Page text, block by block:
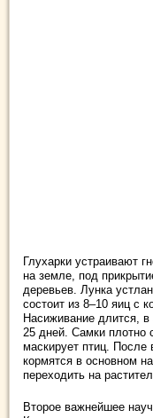
Глухарки устраивают
на земле, под
деревьев. Лунка
состоит из 8–10 яиц с
Насиживание длится,
25 дней. Самки плотно
маскирует птиц.
кормятся в основном
переходить на
Второе важнейшее